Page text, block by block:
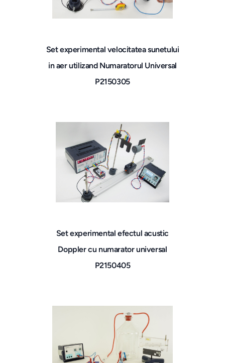
Set experimental velocitatea sunetului
in aer utilizand Numaratorul Universal
P2150305
Set experimental efectul acustic
Doppler cu numarator universal
P2150405